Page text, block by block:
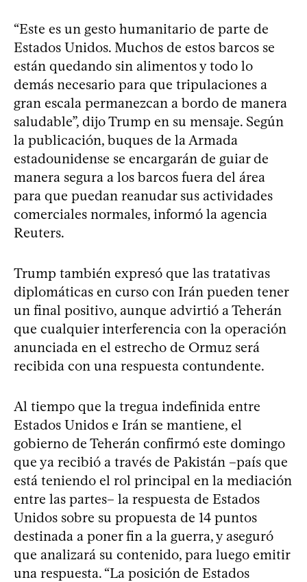
“Este es un gesto humanitario de parte de
Estados Unidos. Muchos de estos barcos se
están quedando sin alimentos y todo lo
demás necesario para que tripulaciones a
gran escala permanezcan a bordo de manera
saludable”, dijo Trump en su mensaje. Según
la publicación, buques de la Armada
estadounidense se encargarán de guiar de
manera segura a los barcos fuera del área
para que puedan reanudar sus actividades
comerciales normales, informó la agencia
Reuters.
Trump también expresó que las tratativas
diplomáticas en curso con Irán pueden tener
un final positivo, aunque advirtió a Teherán
que cualquier interferencia con la operación
anunciada en el estrecho de Ormuz será
recibida con una respuesta contundente.
Al tiempo que la tregua indefinida entre
Estados Unidos e Irán se mantiene, el
gobierno de Teherán confirmó este domingo
que ya recibió a través de Pakistán –país que
está teniendo el rol principal en la mediación
entre las partes– la respuesta de Estados
Unidos sobre su propuesta de 14 puntos
destinada a poner fin a la guerra, y aseguró
que analizará su contenido, para luego emitir
una respuesta. “La posición de Estados